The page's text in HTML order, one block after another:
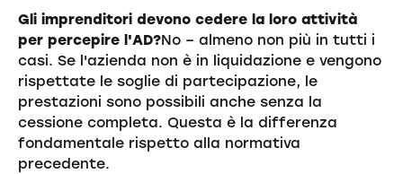
Gli imprenditori devono cedere la loro attività
per percepire l'AD?No – almeno non più in tutti i
casi. Se l'azienda non è in liquidazione e vengono
rispettate le soglie di partecipazione, le
prestazioni sono possibili anche senza la
cessione completa. Questa è la differenza
fondamentale rispetto alla normativa
precedente.